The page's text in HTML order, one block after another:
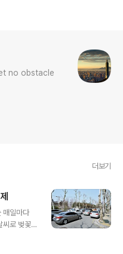
no obstacle
더보기
매일마다
씨로 벚꽃
적 많이